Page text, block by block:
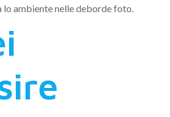
ambiente nelle deborde foto.